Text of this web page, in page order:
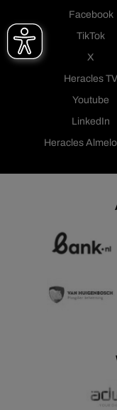
Facebook
TikTok
X
Heracles TV
Youtube
LinkedIn
Heracles